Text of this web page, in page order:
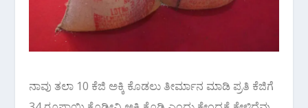
ನಾವು ತಲಾ 10 ಕೆಜಿ ಅಕ್ಕಿ ಕೊಡಲು ತೀರ್ಮಾನ ಮಾಡಿ ಪ್ರತಿ ಕೆಜಿಗೆ